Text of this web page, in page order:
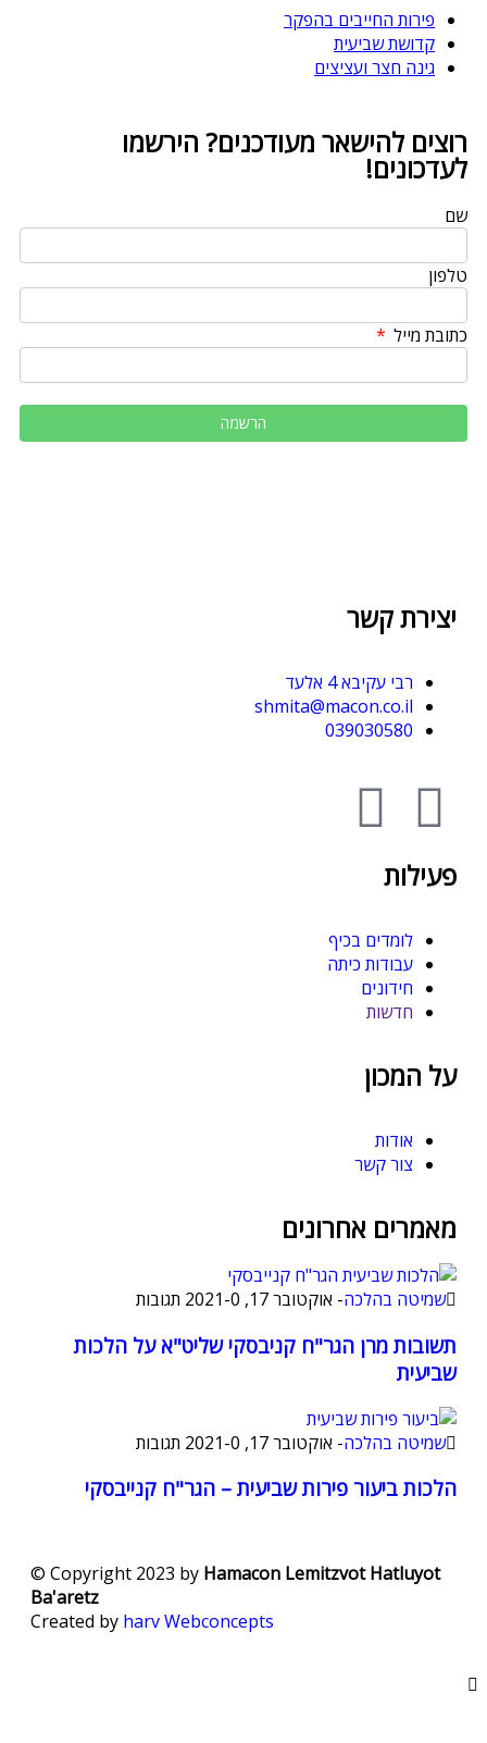
פירות החייבים בהפקר
קדושת שביעית
גינה חצר ועציצים
רוצים להישאר מעודכנים? הירשמו
לעדכונים!
שם
טלפון
כתובת מייל
יצירת קשר
רבי עקיבא 4 אלעד
shmita@macon.co.il
039030580
פעילות
לומדים בכיף
עבודות כיתה
חידונים
חדשות
על המכון
אודות
צור קשר
מאמרים אחרונים
שמיטה בהלכה- אוקטובר 17, 2021 -0 תגובות
תשובות מרן הגר"ח קניבסקי שליט"א על הלכות
שביעית
שמיטה בהלכה- אוקטובר 17, 2021 -0 תגובות
הלכות ביעור פירות שביעית – הגר"ח קנייבסקי
© Copyright 2023 by Hamacon Lemitzvot Hatluyot
Ba'aretz
Created by harvWebconcepts